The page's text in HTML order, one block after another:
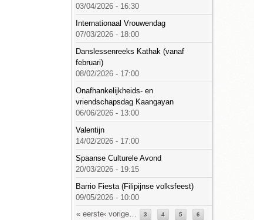
03/04/2026 - 16:30
Internationaal Vrouwendag
07/03/2026 - 18:00
Danslessenreeks Kathak (vanaf
februari)
08/02/2026 - 17:00
Onafhankelijkheids- en
vriendschapsdag Kaangayan
06/06/2026 - 13:00
Valentijn
14/02/2026 - 17:00
Spaanse Culturele Avond
20/03/2026 - 19:15
Barrio Fiesta (Filipijnse volksfeest)
09/05/2026 - 10:00
Pagina's
« eerste‹ vorige… 3 4 5 6